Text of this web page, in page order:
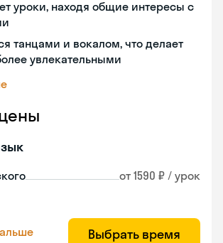
уроки, находя общие интересы с
танцами и вокалом, что делает
увлекательными
от 1590 ₽ / урок
Выбрать время